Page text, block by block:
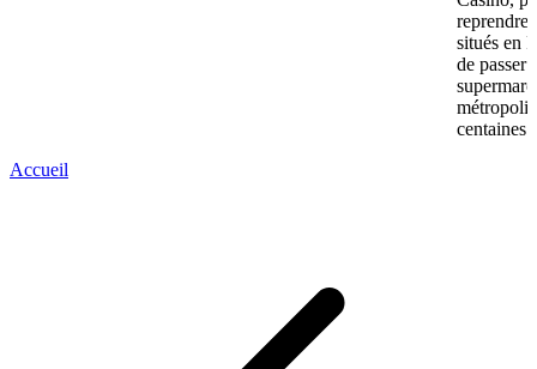
reprendre
situés en
de passer
centaines
Accueil